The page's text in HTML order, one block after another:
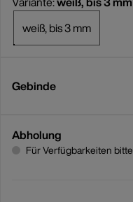
weiß, bis 3 mm
Gebinde
Abholung
Für Verfügbarkeiten bitte